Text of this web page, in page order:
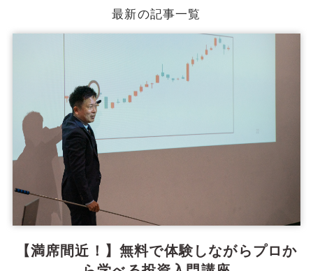
最新の記事一覧
【満席間近！】無料で体験しながらプロか